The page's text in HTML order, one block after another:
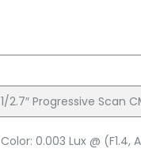
1/2.7″ Progressive Scan
Color: 0.003 Lux @ (F1.4,